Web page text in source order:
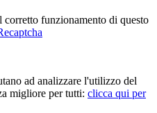
corretto funzionamento di questo
ad analizzare l'utilizzo del
migliore per tutti: clicca qui per